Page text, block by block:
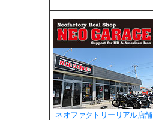
ネオファクトリーリアル店舗